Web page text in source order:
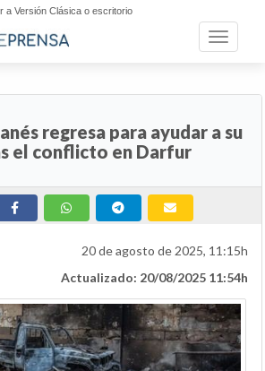
a Versión Clásica o escritorio
Toggle
regresa para ayudar a su
el conflicto en Darfur
20 de agosto de 2025, 11:15h
Actualizado: 20/08/2025 11:54h